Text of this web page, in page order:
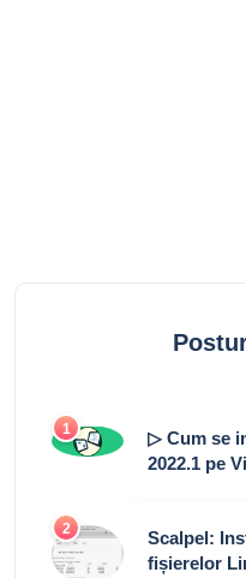
1
▷ Cum se
2022.1 pe
2
Scalpel:
fișierelor